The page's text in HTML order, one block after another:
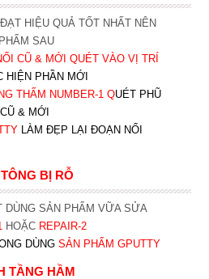
HIỆU QUẢ TỐT NHẤT NÊN
SAU
CŨ & MỚI QUÉT VÀO VỊ TRÍ
HIỆN PHẦN MỚI
THẤM NUMBER-1QUÉT PHŨ
& MỚI
LÀM ĐẸP LẠI ĐOẠN NỐI
BỊ RỖ
DÙNG SẢN PHẨM VỮA SỬA
HOẶC REPAIR-2
DÙNG SẢN PHẨM GPUTTY
TẦNG HẦM